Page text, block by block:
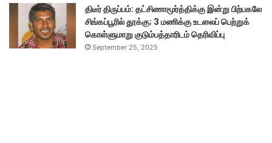
திடீர் திருப்பம்: தட்சிணாமூர்த்திக்கு இன்று பிற்பகலே
சிங்கப்பூரில் தூக்கு; 3 மணிக்கு உடலைப் பெற்றுக்
கொள்ளுமாறு குடும்பத்தாரிடம் தெரிவிப்பு
September 25, 2025